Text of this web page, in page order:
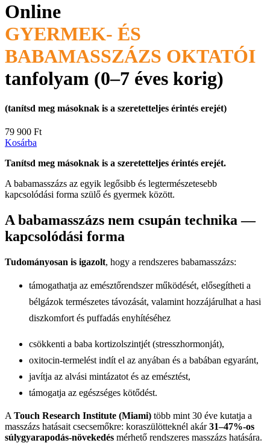
Online
GYERMEK- ÉS
BABAMASSZÁZS OKTATÓI
tanfolyam (0–7 éves korig)
(tanítsd meg másoknak is a szeretetteljes érintés erejét)
79 900 Ft
Kosárba
Tanítsd meg másoknak is a szeretetteljes érintés erejét.
A babamasszázs az egyik legősibb és legtermészetesebb
kapcsolódási forma szülő és gyermek között.
A babamasszázs nem csupán technika —
kapcsolódási forma
Tudományosan is igazolt, hogy a rendszeres babamasszázs:
támogathatja az emésztőrendszer működését, elősegítheti a
bélgázok természetes távozását, valamint hozzájárulhat a hasi
diszkomfort és puffadás enyhítéséhez
csökkenti a baba kortizolszintjét (stresszhormonját),
oxitocin‑termelést indít el az anyában és a babában egyaránt,
javítja az alvási mintázatot és az emésztést,
támogatja az egészséges kötődést.
A Touch Research Institute (Miami) több mint 30 éve kutatja a
masszázs hatásait csecsemőkre: koraszülötteknél akár31–47%‑os
súlygyarapodás‑növekedés mérhető rendszeres masszázs hatására.